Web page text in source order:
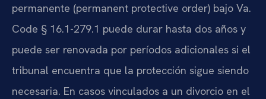
permanente (permanent protective order) bajo Va.
Code § 16.1-279.1 puede durar hasta dos años y
puede ser renovada por períodos adicionales si el
tribunal encuentra que la protección sigue siendo
necesaria. En casos vinculados a un divorcio en el